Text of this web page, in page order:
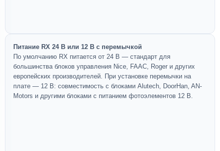
Питание RX 24 В или 12 В с перемычкой
По умолчанию RX питается от 24 В — стандарт для
большинства блоков управления Nice, FAAC, Roger и других
европейских производителей. При установке перемычки на
плате — 12 В: совместимость с блоками Alutech, DoorHan, AN-
Motors и другими блоками с питанием фотоэлементов 12 В.